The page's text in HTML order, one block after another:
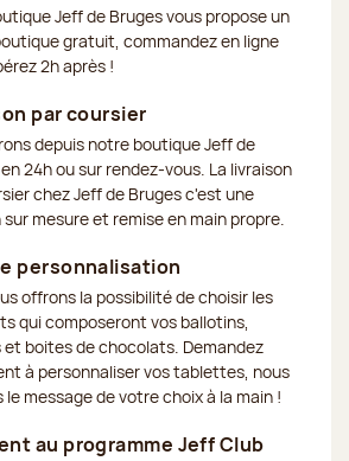
Jeff de Bruges vous propose un
gratuit, commandez en ligne
2h après !
par coursier
depuis notre boutique Jeff de
24h ou sur rendez-vous. La livraison
chez Jeff de Bruges c'est une
sur mesure et remise en main propre.
personnalisation
offrons la possibilité de choisir les
qui composeront vos ballotins,
boites de chocolats. Demandez
à personnaliser vos tablettes, nous
le message de votre choix à la main !
au programme Jeff Club